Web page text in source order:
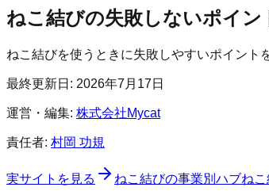
ねこ結びの失敗しないポイン
ねこ結びを使うときに失敗しやすいポイント
最終更新日: 2026年7月17日
運営・編集: 株式会社Mycat
責任者: 村岡 功規
実サイトを見る ねこ結びの事業別ハブね